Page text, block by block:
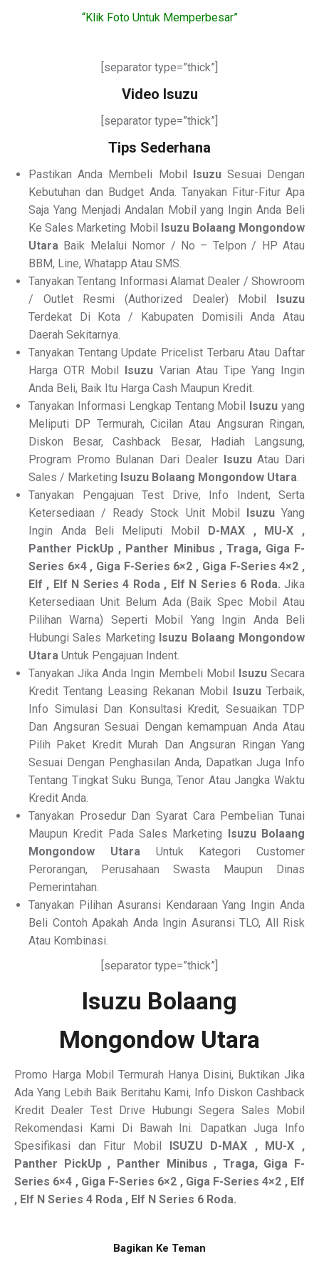
“Klik Foto Untuk Memperbesar”
[separator type=”thick”]
Video Isuzu
[separator type=”thick”]
Tips Sederhana
Pastikan Anda Membeli Mobil IsuzuSesuai Dengan
Kebutuhan dan Budget Anda. Tanyakan Fitur-Fitur Apa
Saja Yang Menjadi Andalan Mobil yang Ingin Anda Beli
Ke Sales Marketing Mobil Isuzu Bolaang Mongondow
Utara Baik Melalui Nomor / No – Telpon / HP Atau
BBM, Line, Whatapp Atau SMS.
Tanyakan Tentang Informasi Alamat Dealer / Showroom
/ Outlet Resmi (Authorized Dealer) Mobil Isuzu
Terdekat Di Kota / Kabupaten Domisili Anda Atau
Daerah Sekitarnya.
Tanyakan Tentang Update Pricelist Terbaru Atau Daftar
Harga OTR Mobil Isuzu Varian Atau Tipe Yang Ingin
Anda Beli, Baik Itu Harga Cash Maupun Kredit.
Tanyakan Informasi Lengkap Tentang Mobil Isuzu yang
Meliputi DP Termurah, Cicilan Atau Angsuran Ringan,
Diskon Besar, Cashback Besar, Hadiah Langsung,
Program Promo Bulanan Dari Dealer IsuzuAtau Dari
Sales / Marketing Isuzu Bolaang Mongondow Utara.
Tanyakan Pengajuan Test Drive, Info Indent, Serta
Ketersediaan / Ready Stock Unit Mobil IsuzuYang
Ingin Anda Beli Meliputi Mobil D-MAX , MU-X ,
Panther PickUp , Panther Minibus , Traga, Giga F-
Series 6×4 , Giga F-Series 6×2 , Giga F-Series 4×2 ,
Elf , Elf N Series 4 Roda , Elf N Series 6 Roda. Jika
Ketersediaan Unit Belum Ada (Baik Spec Mobil Atau
Pilihan Warna) Seperti Mobil Yang Ingin Anda Beli
Hubungi Sales Marketing Isuzu Bolaang Mongondow
Utara Untuk Pengajuan Indent.
Tanyakan Jika Anda Ingin Membeli Mobil IsuzuSecara
Kredit Tentang Leasing Rekanan Mobil Isuzu Terbaik,
Info Simulasi Dan Konsultasi Kredit, Sesuaikan TDP
Dan Angsuran Sesuai Dengan kemampuan Anda Atau
Pilih Paket Kredit Murah Dan Angsuran Ringan Yang
Sesuai Dengan Penghasilan Anda, Dapatkan Juga Info
Tentang Tingkat Suku Bunga, Tenor Atau Jangka Waktu
Kredit Anda.
Tanyakan Prosedur Dan Syarat Cara Pembelian Tunai
Maupun Kredit Pada Sales Marketing Isuzu Bolaang
Mongondow UtaraUntuk Kategori Customer
Perorangan, Perusahaan Swasta Maupun Dinas
Pemerintahan.
Tanyakan Pilihan Asuransi Kendaraan Yang Ingin Anda
Beli Contoh Apakah Anda Ingin Asuransi TLO, All Risk
Atau Kombinasi.
[separator type=”thick”]
Isuzu Bolaang
Mongondow Utara
Promo Harga Mobil Termurah Hanya Disini, Buktikan Jika
Ada Yang Lebih Baik Beritahu Kami, Info Diskon Cashback
Kredit Dealer Test Drive Hubungi Segera Sales Mobil
Rekomendasi Kami Di Bawah Ini. Dapatkan Juga Info
Spesifikasi dan Fitur Mobil ISUZU D-MAX , MU-X ,
Panther PickUp , Panther Minibus , Traga, Giga F-
Series 6×4 , Giga F-Series 6×2 , Giga F-Series 4×2 , Elf
, Elf N Series 4 Roda , Elf N Series 6 Roda.
Bagikan Ke Teman